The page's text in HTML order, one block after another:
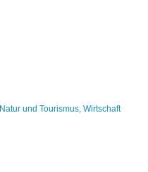
Natur und Tourismus,Wirtschaft